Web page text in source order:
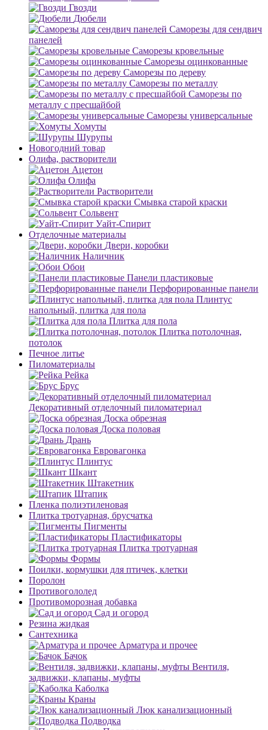
Гвозди
Дюбели
Саморезы для сендвич
панелей
Саморезы кровельные
Саморезы оцинкованные
Саморезы по дереву
Саморезы по металлу
Саморезы по
металлу с пресшайбой
Саморезы универсальные
Хомуты
Шурупы
Новогодний товар
Олифа, растворители
Ацетон
Олифа
Растворители
Смывка старой краски
Сольвент
Уайт-Спирит
Отделочные материалы
Двери, коробки
Наличник
Обои
Панели пластиковые
Перфорированные панели
Плинтус
напольный, плитка для пола
Плитка для пола
Плитка потолочная,
потолок
Печное литье
Пиломатериалы
Рейка
Брус
Декоративный отделочный пиломатериал
Доска обрезная
Доска половая
Дрань
Евровагонка
Плинтус
Шкант
Штакетник
Штапик
Пленка полиэтиленовая
Плитка тротуарная, брусчатка
Пигменты
Пластификаторы
Плитка тротуарная
Формы
Поилки, кормушки для птичек, клетки
Поролон
Противогололед
Противоморозная добавка
Сад и огород
Резина жидкая
Сантехника
Арматура и прочее
Бачок
Вентиля,
задвижки, клапаны, муфты
Каболка
Краны
Люк канализационный
Подводка